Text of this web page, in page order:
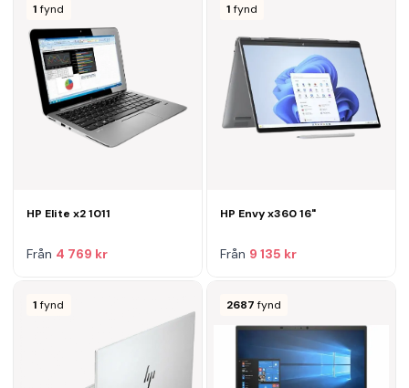
1 fynd
HP Elite x2 1011
Från 4 769 kr
1 fynd
HP Envy x360 16"
Från 9 135 kr
1 fynd 2687 fynd